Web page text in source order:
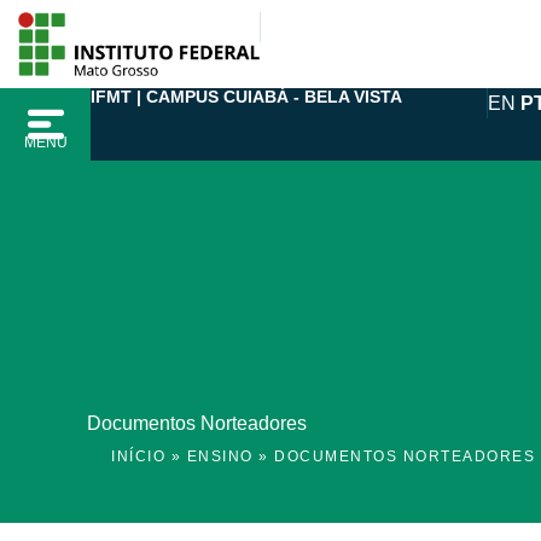
para
conteúdo
MENU
IFMT | CAMPUS CUIABÁ - BELA VISTA EN
Documentos Norteadores
INÍCIO » ENSINO » DOCUMENTOS NORTEADORES